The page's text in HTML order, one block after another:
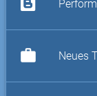
work Neues